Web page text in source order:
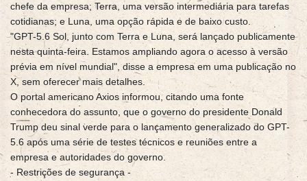
chefe da empresa; Terra, uma versão intermediária para tarefas
cotidianas; e Luna, uma opção rápida e de baixo custo.
"GPT-5.6 Sol, junto com Terra e Luna, será lançado publicamente
nesta quinta-feira. Estamos ampliando agora o acesso à versão
prévia em nível mundial", disse a empresa em uma publicação no
X, sem oferecer mais detalhes.
O portal americano Axios informou, citando uma fonte
conhecedora do assunto, que o governo do presidente Donald
Trump deu sinal verde para o lançamento generalizado do GPT-
5.6 após uma série de testes técnicos e reuniões entre a
empresa e autoridades do governo.
- Restrições de segurança -